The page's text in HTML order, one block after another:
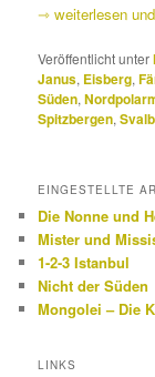
⇾ weiterlesen
Veröffentlicht unter
Janus, Eisberg,
Süden,
Spitzbergen,
EINGESTELLTE
Die Nonne und
Mister und
1-2-3 Istanbul
Nicht der Süden
Mongolei – Die
LINKS